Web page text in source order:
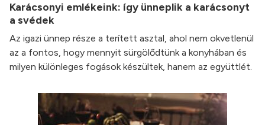
Karácsonyi emlékeink: így ünneplik a karácsonyt
a svédek
Az igazi ünnep része a terített asztal, ahol nem okvetlenül
az a fontos, hogy mennyit sürgölődtünk a konyhában és
milyen különleges fogások készültek, hanem az együttlét.